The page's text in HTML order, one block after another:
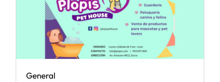
General